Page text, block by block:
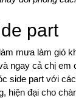
part
mưa làm gió
ngay cả chị em
side part với
hiện đại cho